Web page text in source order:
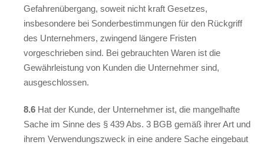
Gefahrenübergang, soweit nicht kraft Gesetzes,
insbesondere bei Sonderbestimmungen für den Rückgriff
des Unternehmers, zwingend längere Fristen
vorgeschrieben sind. Bei gebrauchten Waren ist die
Gewährleistung von Kunden die Unternehmer sind,
ausgeschlossen.
8.6 Hat der Kunde, der Unternehmer ist, die mangelhafte
Sache im Sinne des § 439 Abs. 3 BGB gemäß ihrer Art und
ihrem Verwendungszweck in eine andere Sache eingebaut